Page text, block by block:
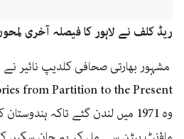
ریڈ کلف نے لاہور کا فیصلہ آخری
وہ 1971 میں لندن گئے تاکہ